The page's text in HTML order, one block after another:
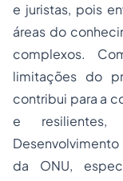
e juristas, pois
áreas do
complexos.
limitações do
contribui para a
e resilientes,
da ONU,